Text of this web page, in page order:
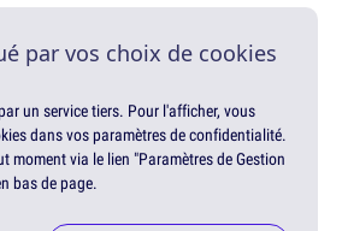
par vos choix de cookies
un service tiers. Pour l'afficher, vous
dans vos paramètres de confidentialité.
moment via le lien "Paramètres de Gestion
bas de page.